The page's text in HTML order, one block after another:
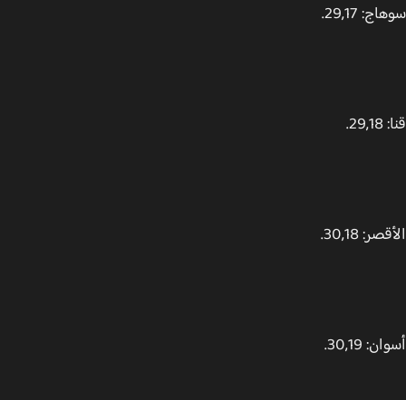
29,17.
30,18.
30,19.